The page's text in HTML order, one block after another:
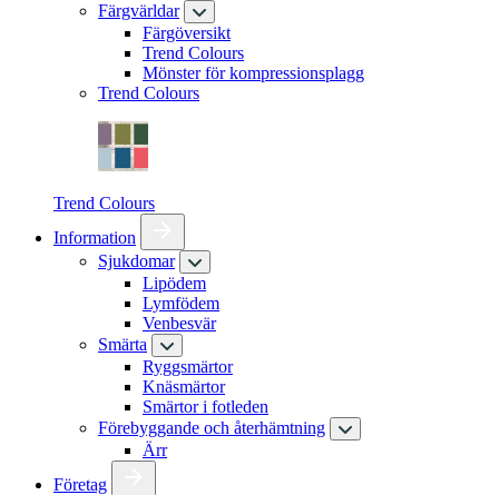
Färgvärldar
Färgöversikt
Trend Colours
Mönster för kompressionsplagg
Trend Colours
Trend Colours
Information
Sjukdomar
Lipödem
Lymfödem
Venbesvär
Smärta
Ryggsmärtor
Knäsmärtor
Smärtor i fotleden
Förebyggande och återhämtning
Ärr
Företag